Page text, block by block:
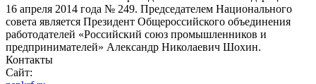
16 апреля 2014 года № 249. Председателем Национального
совета является Президент Общероссийского объединения
работодателей «Российский союз промышленников и
предпринимателей» Александр Николаевич Шохин.
Контакты
Сайт: